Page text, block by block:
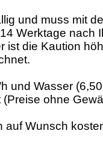
und muss mit
Werktage nach
ist die Kaution
und Wasser
ohne
Wunsch